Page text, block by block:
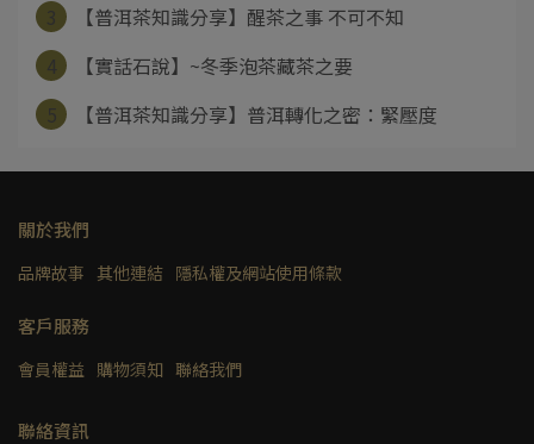
【普洱茶知識分享】醒茶之事 不可不知
【實話石說】~冬季泡茶藏茶之要
【普洱茶知識分享】普洱轉化之密：緊壓度
關於我們
品牌故事 其他連結 隱私權及網站使用條款
客戶服務
會員權益 購物須知 聯絡我們
聯絡資訊